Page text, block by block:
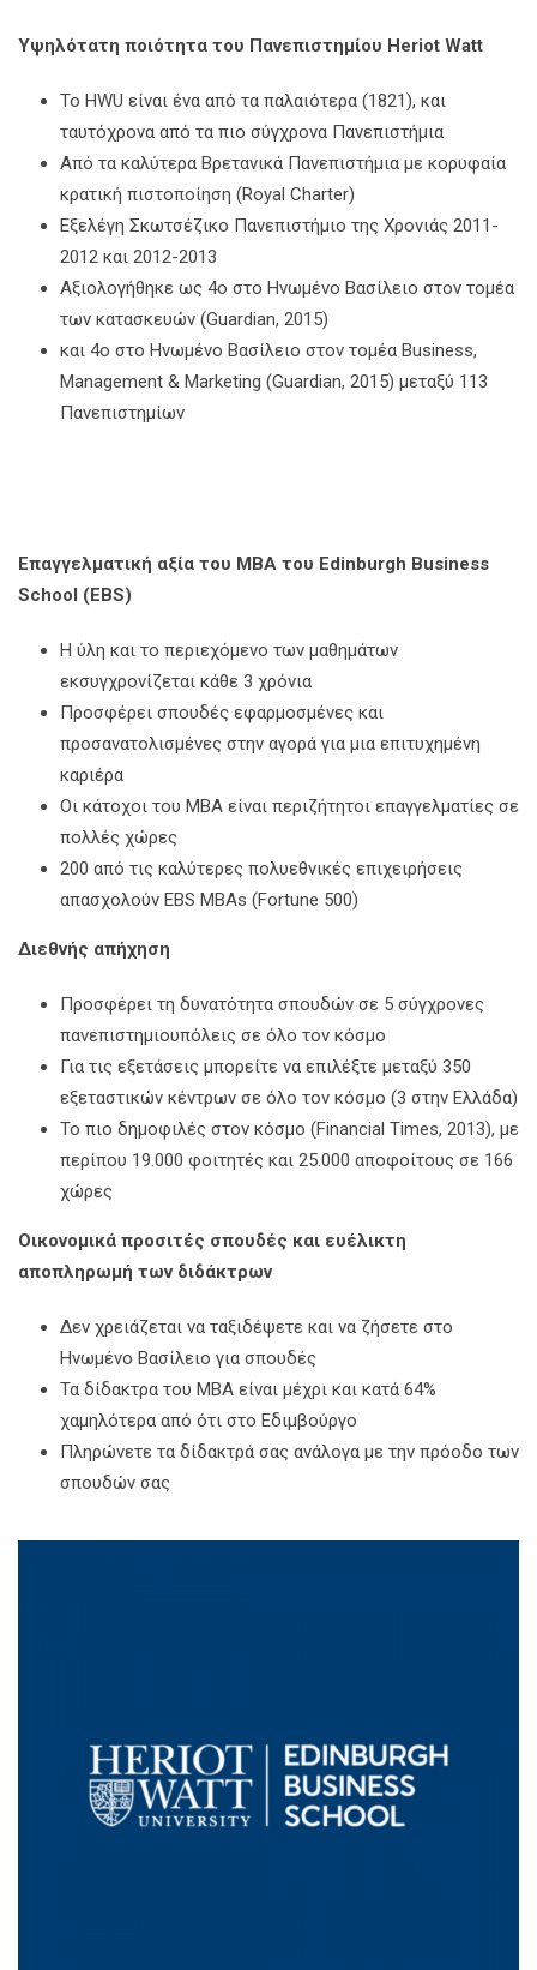
Υψηλότατη ποιότητα του Πανεπιστημίου Heriot Watt
To HWU είναι ένα από τα παλαιότερα (1821), και
ταυτόχρονα από τα πιο σύγχρονα Πανεπιστήμια
Από τα καλύτερα Βρετανικά Πανεπιστήμια με κορυφαία
κρατική πιστοποίηση (Royal Charter)
Εξελέγη Σκωτσέζικο Πανεπιστήμιο της Χρονιάς 2011-
2012 και 2012-2013
Αξιολογήθηκε ως 4ο στο Ηνωμένο Βασίλειο στον τομέα
των κατασκευών (Guardian, 2015)
και 4ο στο Ηνωμένο Βασίλειο στον τομέα Business,
Management & Marketing (Guardian, 2015) μεταξύ 113
Πανεπιστημίων
Επαγγελματική αξία του ΜΒΑ του Edinburgh Business
School (EBS)
Η ύλη και το περιεχόμενο των μαθημάτων
εκσυγχρονίζεται κάθε 3 χρόνια
Προσφέρει σπουδές εφαρμοσμένες και
προσανατολισμένες στην αγορά για μια επιτυχημένη
καριέρα
Οι κάτοχοι του MBA είναι περιζήτητοι επαγγελματίες σε
πολλές χώρες
200 από τις καλύτερες πολυεθνικές επιχειρήσεις
απασχολούν EBS MBAs (Fortune 500)
Διεθνής απήχηση
Προσφέρει τη δυνατότητα σπουδών σε 5 σύγχρονες
πανεπιστημιουπόλεις σε όλο τον κόσμο
Για τις εξετάσεις μπορείτε να επιλέξτε μεταξύ 350
εξεταστικών κέντρων σε όλο τον κόσμο (3 στην Ελλάδα)
Το πιο δημοφιλές στον κόσμο (Financial Times, 2013), με
περίπου 19.000 φοιτητές και 25.000 αποφοίτους σε 166
χώρες
Οικονομικά προσιτές σπουδές και ευέλικτη
αποπληρωμή των διδάκτρων
Δεν χρειάζεται να ταξιδέψετε και να ζήσετε στο
Ηνωμένο Βασίλειο για σπουδές
Τα δίδακτρα του MBA είναι μέχρι και κατά 64%
χαμηλότερα από ότι στο Εδιμβούργο
Πληρώνετε τα δίδακτρά σας ανάλογα με την πρόοδο των
σπουδών σας